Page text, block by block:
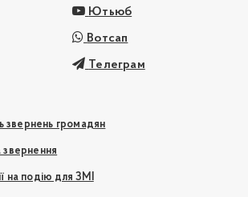
Ютьюб
Вотсап
Телеграм
звернень громадян
на подію для ЗМІ